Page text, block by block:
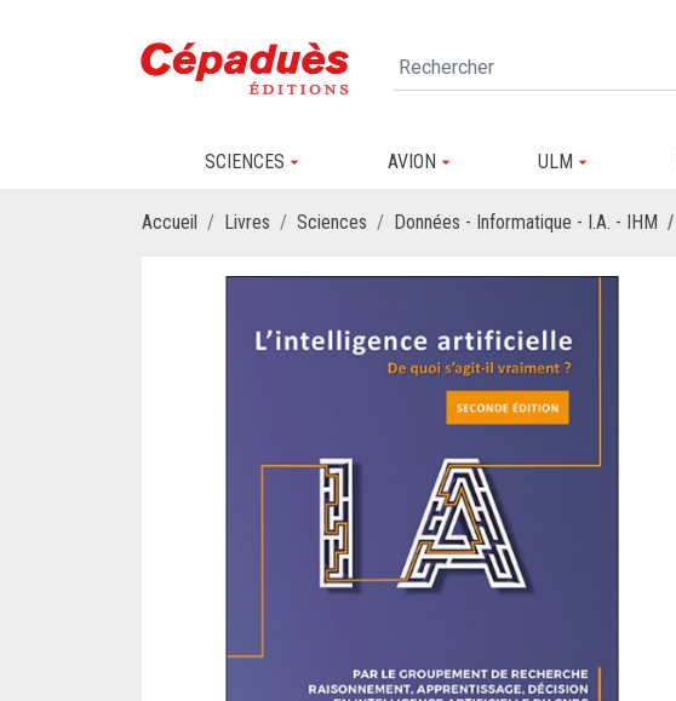
SCIENCES AVION ULM
Accueil Livres Sciences Données - Informatique - I.A. - IHM